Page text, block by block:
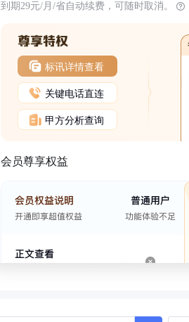
到期29元/月/省自动续费，可随时取消。
标讯详情查看
关键电话直连
甲方分析查询
会员尊享权益